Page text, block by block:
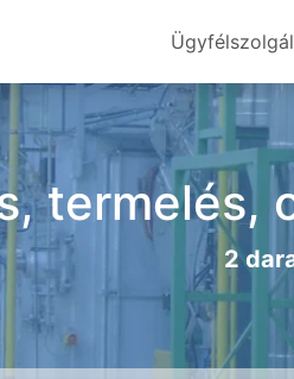
termelés,
2